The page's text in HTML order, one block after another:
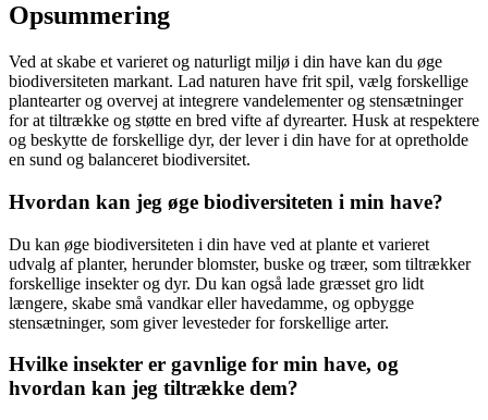
Opsummering
Ved at skabe et varieret og naturligt miljø i din have kan du øge
biodiversiteten markant. Lad naturen have frit spil, vælg forskellige
plantearter og overvej at integrere vandelementer og stensætninger
for at tiltrække og støtte en bred vifte af dyrearter. Husk at respektere
og beskytte de forskellige dyr, der lever i din have for at opretholde
en sund og balanceret biodiversitet.
Hvordan kan jeg øge biodiversiteten i min have?
Du kan øge biodiversiteten i din have ved at plante et varieret
udvalg af planter, herunder blomster, buske og træer, som tiltrækker
forskellige insekter og dyr. Du kan også lade græsset gro lidt
længere, skabe små vandkar eller havedamme, og opbygge
stensætninger, som giver levesteder for forskellige arter.
Hvilke insekter er gavnlige for min have, og
hvordan kan jeg tiltrække dem?